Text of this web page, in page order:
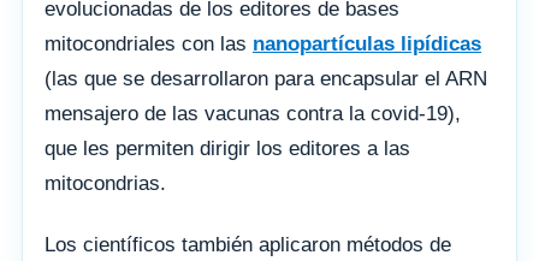
evolucionadas de los editores de bases
mitocondriales con las nanopartículas lipídicas
(las que se desarrollaron para encapsular el ARN
mensajero de las vacunas contra la covid-19),
que les permiten dirigir los editores a las
mitocondrias.
Los científicos también aplicaron métodos de